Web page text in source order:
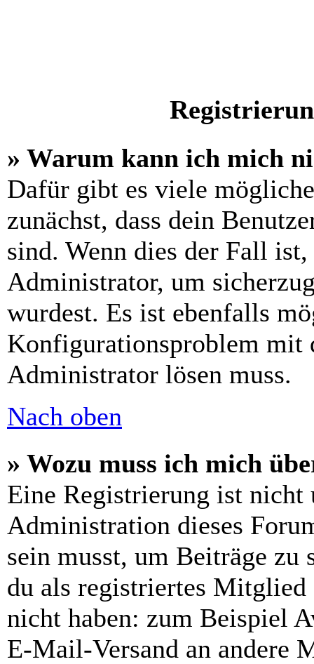
» Warum kann ich mich
Dafür gibt es viele
zunächst, dass dein
sind. Wenn dies der Fall
Administrator, um
wurdest. Es ist ebenfalls
Konfigurationsproblem mit
Administrator lösen muss.
Nach oben
» Wozu muss ich mich
Eine Registrierung ist
Administration dieses
sein musst, um Beiträge
du als registriertes Mitglied
nicht haben: zum Beispiel
E-Mail-Versand an andere